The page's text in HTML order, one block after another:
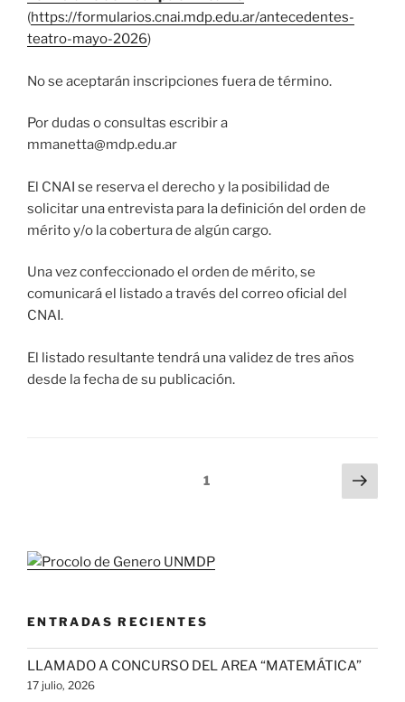
(https://formularios.cnai.mdp.edu.ar/antecedentes-
teatro-mayo-2026)
No se aceptarán inscripciones fuera de término.
Por dudas o consultas escribir a
mmanetta@mdp.edu.ar
El CNAI se reserva el derecho y la posibilidad de
solicitar una entrevista para la definición del orden de
mérito y/o la cobertura de algún cargo.
Una vez confeccionado el orden de mérito, se
comunicará el listado a través del correo oficial del
CNAI.
El listado resultante tendrá una validez de tres años
desde la fecha de su publicación.
Página1
ENTRADAS RECIENTES
LLAMADO A CONCURSO DEL AREA “MATEMÁTICA”
17 julio, 2026